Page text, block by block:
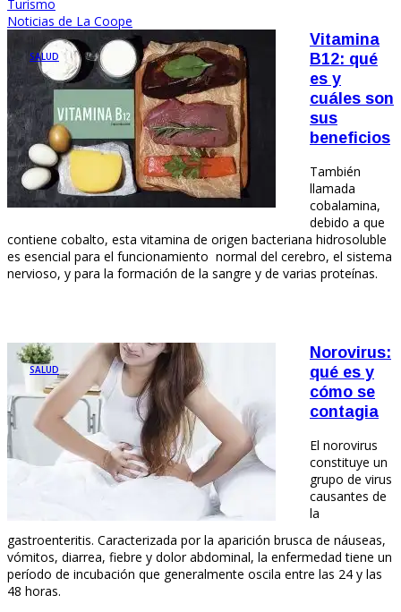
Turismo
Noticias de La Coope
SALUD
Vitamina
B12: qué
es y
cuáles son
sus
beneficios
También
llamada
cobalamina,
debido a que
contiene cobalto, esta vitamina de origen bacteriana hidrosoluble
es esencial para el funcionamiento normal del cerebro, el sistema
nervioso, y para la formación de la sangre y de varias proteínas.
SALUD
Norovirus:
qué es y
cómo se
contagia
El norovirus
constituye un
grupo de virus
causantes de
la
gastroenteritis. Caracterizada por la aparición brusca de náuseas,
vómitos, diarrea, fiebre y dolor abdominal, la enfermedad tiene un
período de incubación que generalmente oscila entre las 24 y las
48 horas.